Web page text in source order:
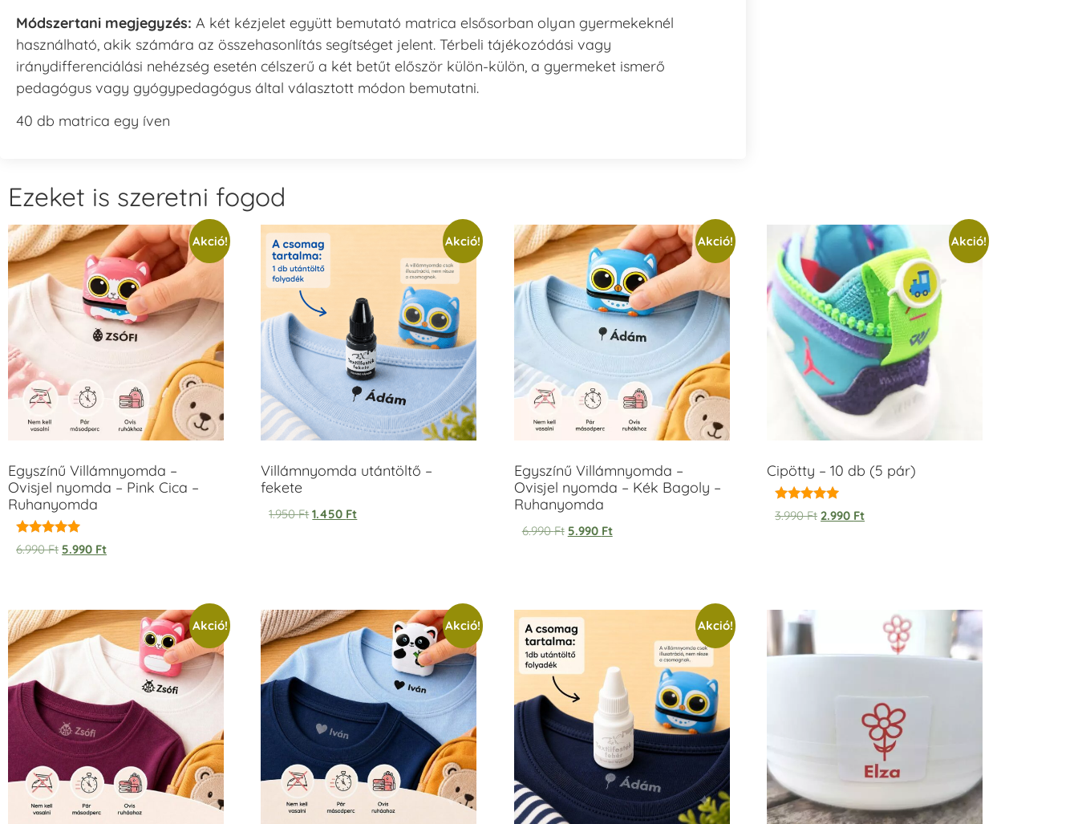
Módszertani megjegyzés: A két kézjelet együtt bemutató matrica elsősorban olyan gyermekeknél
használható, akik számára az összehasonlítás segítséget jelent. Térbeli tájékozódási vagy
iránydifferenciálási nehézség esetén célszerű a két betűt először külön-külön, a gyermeket ismerő
pedagógus vagy gyógypedagógus által választott módon bemutatni.
40 db matrica egy íven
Ezeket is szeretni fogod
Akció!
Egyszínű Villámnyomda –
Ovisjel nyomda – Pink Cica –
Ruhanyomda
Értékelés:
5.00
6.990Ft 5.990 Ft
Akció!
Villámnyomda utántöltő –
fekete
1.950Ft 1.450 Ft
Akció!
Egyszínű Villámnyomda –
Ovisjel nyomda – Kék Bagoly –
Ruhanyomda
6.990Ft 5.990 Ft
Akció!
Cipötty – 10 db (5 pár)
Értékelés:
5.00
3.990Ft 2.990 Ft
Akció! Akció! Akció!